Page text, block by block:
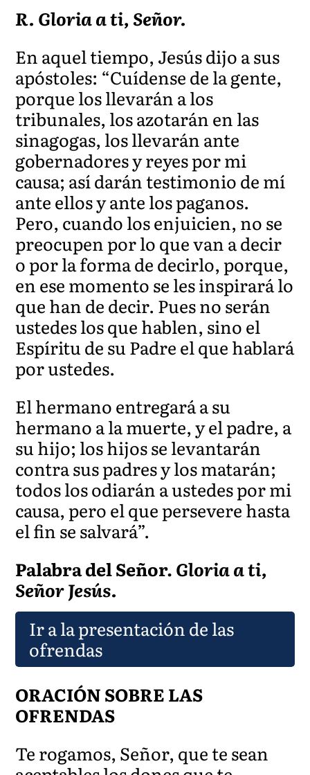
R. Gloria a ti, Señor.
En aquel tiempo, Jesús dijo a sus
apóstoles: “Cuídense de la gente,
porque los llevarán a los
tribunales, los azotarán en las
sinagogas, los llevarán ante
gobernadores y reyes por mi
causa; así darán testimonio de mí
ante ellos y ante los paganos.
Pero, cuando los enjuicien, no se
preocupen por lo que van a decir
o por la forma de decirlo, porque,
en ese momento se les inspirará lo
que han de decir. Pues no serán
ustedes los que hablen, sino el
Espíritu de su Padre el que hablará
por ustedes.
El hermano entregará a su
hermano a la muerte, y el padre, a
su hijo; los hijos se levantarán
contra sus padres y los matarán;
todos los odiarán a ustedes por mi
causa, pero el que persevere hasta
el fin sesalvará”.
Palabra del Señor.Gloria a ti,
Señor Jesús.
Ir a la presentación de las
ofrendas
ORACIÓN SOBRE LAS
OFRENDAS
Te rogamos, Señor, que te sean